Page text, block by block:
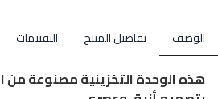
الوصف تفاصيل المنتج التقييمات
هذه الوحدة التخزينية مصنوعة من